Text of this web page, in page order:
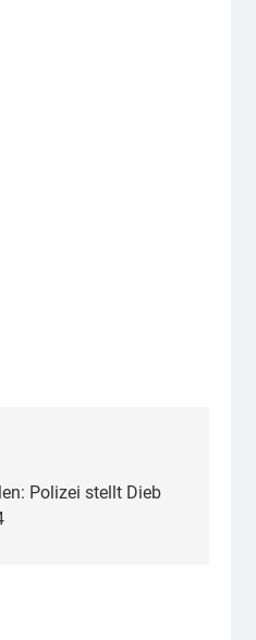
Polizei stellt Dieb